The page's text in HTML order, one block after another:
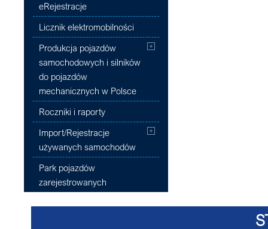
eRejestracje
Licznik elektromobilności
Produkcja pojazdów
samochodowych i silników
do pojazdów
mechanicznych w Polsce
Roczniki i raporty
Import/Rejestracje
używanych samochodów
Park pojazdów
zarejestrowanych